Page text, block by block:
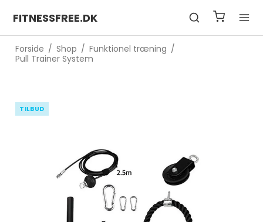
FITNESSFREE.DK
Forside / Shop / Funktionel træning /
Pull Trainer System
TILBUD